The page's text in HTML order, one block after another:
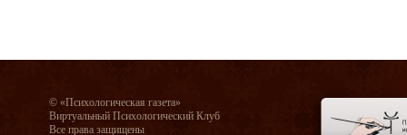
© «Психологическая газета»
Виртуальный Психологический Клуб
Все права защищены